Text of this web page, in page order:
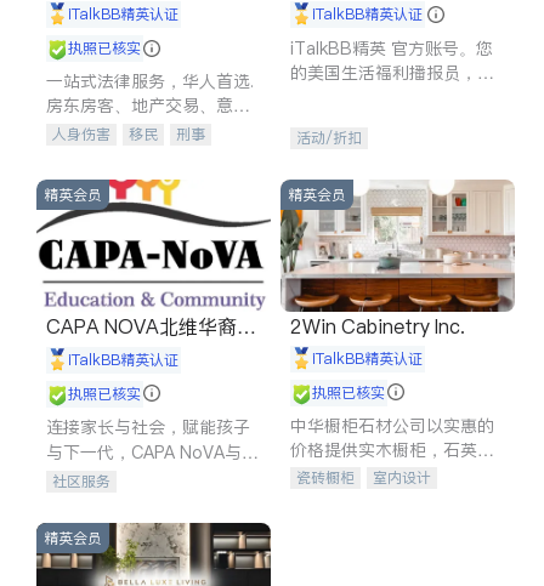
iTalkBB精英认证
执照已核实
一站式法律服务，华人首选.
房东房客、地产交易、意外
伤害、车祸重伤、商业诉
建筑合同、刑事案件全包办
人身伤害 移民
刑事
信托/遗嘱
商业
索赔
律师-其它 保释
iTalkBB精英认证
iTalkBB精英 官方账号。您
的美国生活福利播报员，精
专属福利。
活动/折扣
精英会员
CAPA NOVA北维华裔家
长会iTalkBB精英认证
执照已核实
连接家长与社会，赋能孩子
与下一代，CAPA NoVA与您
携手建设包容、公平、充满
社区服务
精英会员
2Win Cabinetry Inc.
iTalkBB精英认证
执照已核实
中华橱柜石材公司以实惠的
价格提供实木橱柜，石英石
台面，多种优质不锈钢水
瓷砖橱柜
室内设计
精英会员